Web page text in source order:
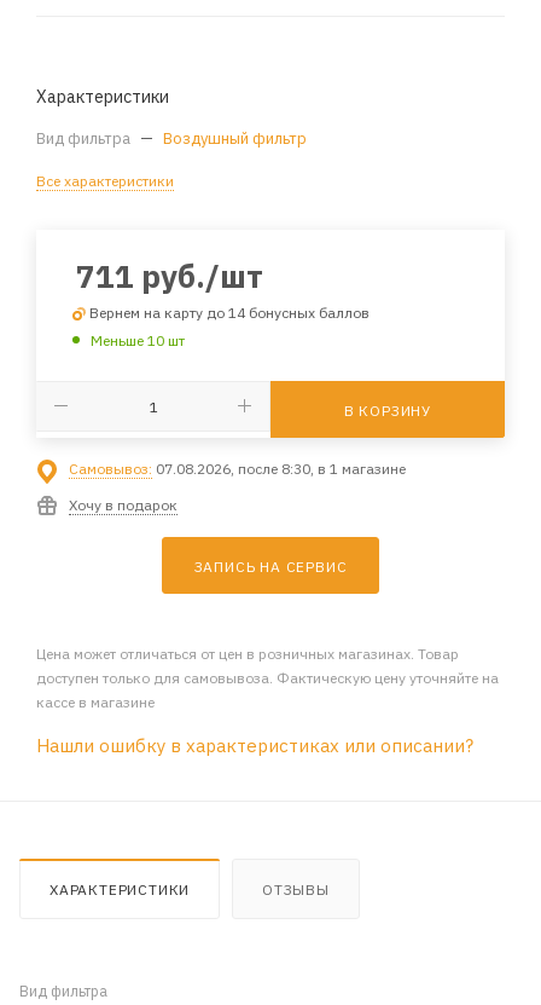
Характеристики
Вид фильтра — Воздушный фильтр
Все характеристики
711 руб./шт
Вернем на карту до 14 бонусных баллов
Меньше 10 шт
В КОРЗИНУ
Самовывоз: 07.08.2026, после 8:30, в 1 магазине
Хочу в подарок
ЗАПИСЬ НА СЕРВИС
Цена может отличаться от цен в розничных магазинах. Товар
доступен только для самовывоза. Фактическую цену уточняйте на
кассе в магазине
Нашли ошибку в характеристиках или описании?
ХАРАКТЕРИСТИКИ ОТЗЫВЫ
Вид фильтра